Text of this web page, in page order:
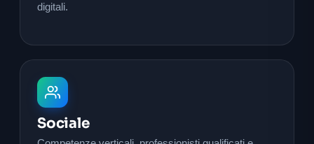
digitali.
Sociale